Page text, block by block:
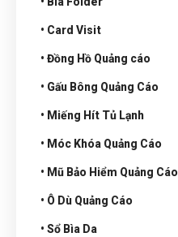
• Card Visit
• Đồng Hồ Quảng cáo
• Gấu Bông Quảng Cáo
• Miếng Hít Tủ Lạnh
• Móc Khóa Quảng Cáo
• Mũ Bảo Hiểm Quảng Cáo
• Ô Dù Quảng Cáo
• Sổ Bìa Da